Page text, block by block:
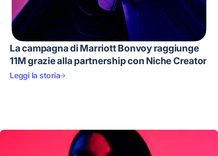
La campagna di Marriott Bonvoy raggiunge
11M grazie alla partnership con Niche Creator
Leggi la storia